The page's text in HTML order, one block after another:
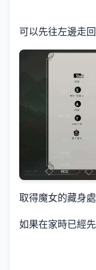
可以先往左邊走
取得魔女的藏身
如果在家時已經